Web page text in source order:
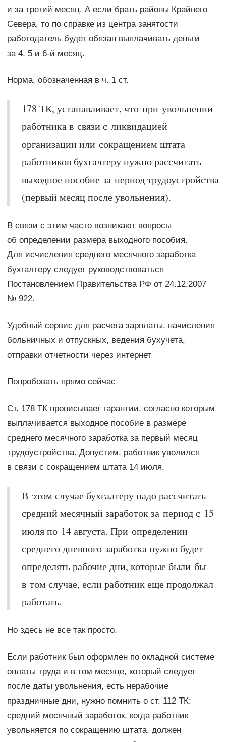
и за третий месяц. А если брать районы Крайнего
Севера, то по справке из центра занятости
работодатель будет обязан выплачивать деньги
за 4, 5 и 6-й месяц.
Норма, обозначенная в ч. 1 ст.
178 ТК, устанавливает, что при увольнении
работника в связи с ликвидацией
организации или сокращением штата
работников бухгалтеру нужно рассчитать
выходное пособие за период трудоустройства
(первый месяц после увольнения).
В связи с этим часто возникают вопросы
об определении размера выходного пособия.
Для исчисления среднего месячного заработка
бухгалтеру следует руководствоваться
Постановлением Правительства РФ от 24.12.2007
№ 922.
Удобный сервис для расчета зарплаты, начисления
больничных и отпускных, ведения бухучета,
отправки отчетности через интернет
Попробовать прямо сейчас
Ст. 178 ТК прописывает гарантии, согласно которым
выплачивается выходное пособие в размере
среднего месячного заработка за первый месяц
трудоустройства. Допустим, работник уволился
в связи с сокращением штата 14 июля.
В этом случае бухгалтеру надо рассчитать
средний месячный заработок за период с 15
июля по 14 августа. При определении
среднего дневного заработка нужно будет
определять рабочие дни, которые были бы
в том случае, если работник еще продолжал
работать.
Но здесь не все так просто.
Если работник был оформлен по окладной системе
оплаты труда и в том месяце, который следует
после даты увольнения, есть нерабочие
праздничные дни, нужно помнить о ст. 112 ТК:
средний месячный заработок, когда работник
увольняется по сокращению штата, должен